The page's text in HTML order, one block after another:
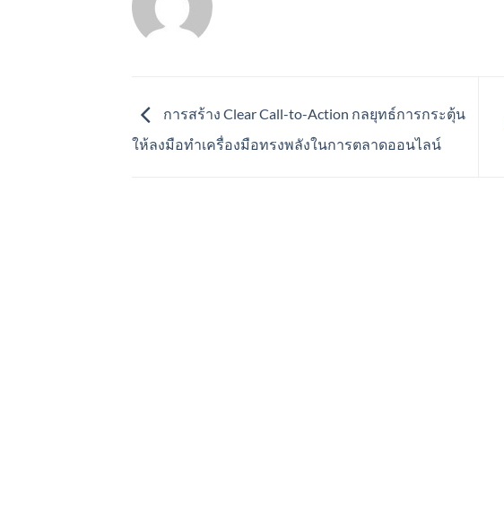
การสร้าง Clear Call-to-Action กลยุทธ์การกระตุ้น
ให้ลงมือทำเครื่องมือทรงพลังในการตลาดออนไลน์